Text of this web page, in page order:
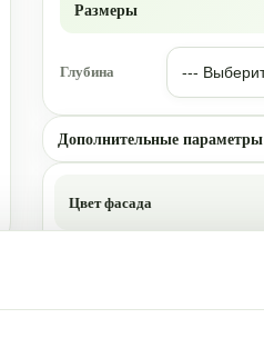
Размеры
Глубина
Дополнительные параметры
Цвет фасада